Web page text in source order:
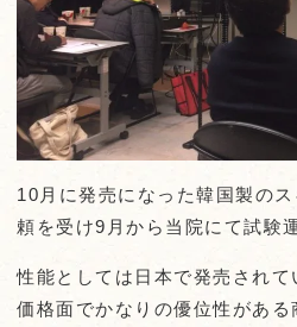
10月に発売になった韓国製の
頼を受け9月から当院にて試験
性能としては日本で発売されて
価格面でかなりの優位性がある